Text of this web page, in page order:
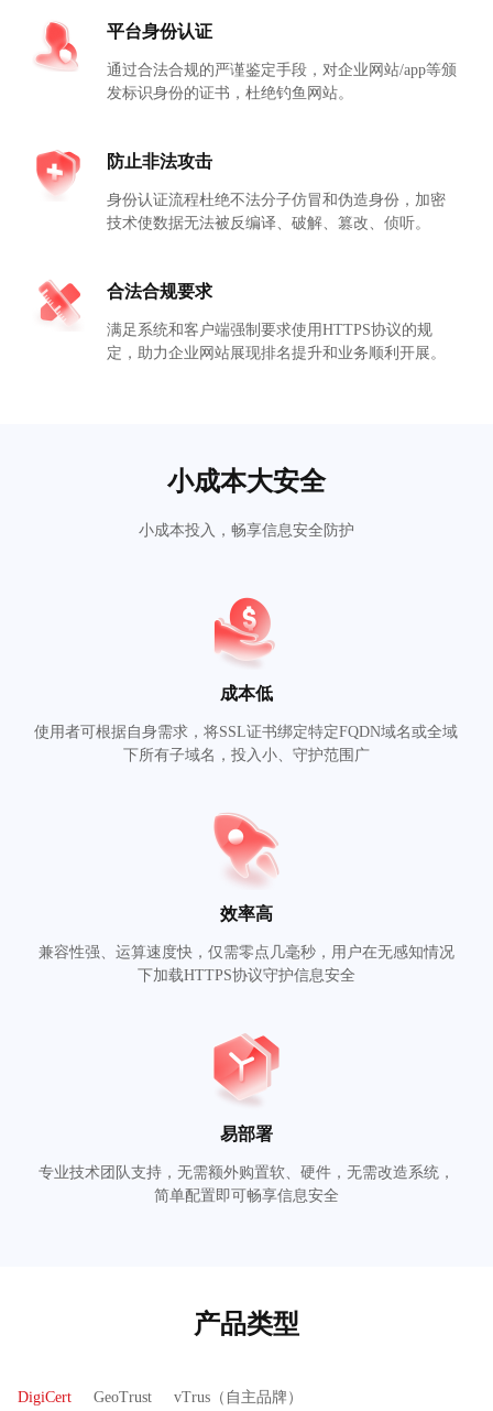
平台身份认证
通过合法合规的严谨鉴定手段，对企业网站/app等颁
发标识身份的证书，杜绝钓鱼网站。
防止非法攻击
身份认证流程杜绝不法分子仿冒和伪造身份，加密
技术使数据无法被反编译、破解、篡改、侦听。
合法合规要求
满足系统和客户端强制要求使用HTTPS协议的规
定，助力企业网站展现排名提升和业务顺利开展。
小成本大安全
小成本投入，畅享信息安全防护
成本低
使用者可根据自身需求，将SSL证书绑定特定FQDN域名或全域
下所有子域名，投入小、守护范围广
效率高
兼容性强、运算速度快，仅需零点几毫秒，用户在无感知情况
下加载HTTPS协议守护信息安全
易部署
专业技术团队支持，无需额外购置软、硬件，无需改造系统，
简单配置即可畅享信息安全
产品类型
DigiCert GeoTrust vTrus（自主品牌）